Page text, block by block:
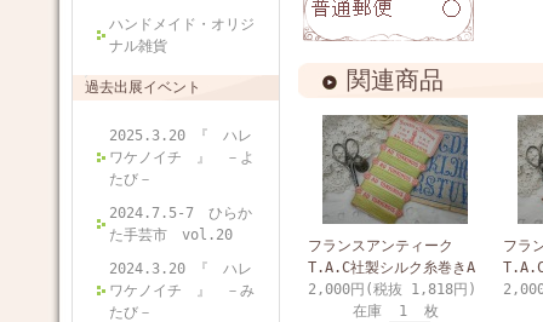
ハンドメイド・オリジ
ナル雑貨
過去出展イベント
2025.3.20 『 ハレ
ワケノイチ 』 －よ
たび－
2024.7.5-7 ひらか
た手芸市 vol.20
2024.3.20 『 ハレ
ワケノイチ 』 －み
たび－
関連商品
フランスアンティーク
T.A.C社製シルク糸巻きA
2,000円(税抜 1,818円)
在庫 1 枚
フラ